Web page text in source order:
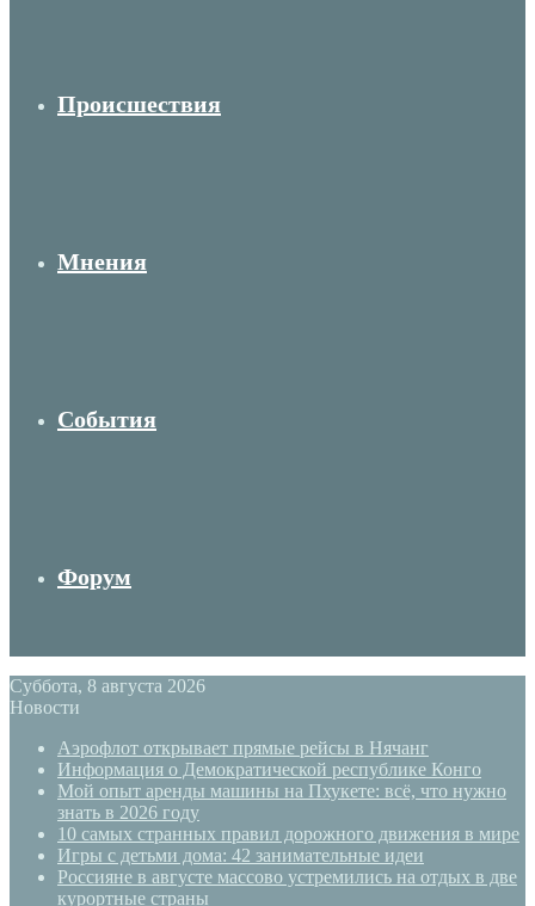
Происшествия
Мнения
События
Форум
Суббота, 8 августа 2026
Новости
Аэрофлот открывает прямые рейсы в Нячанг
Информация о Демократической республике Конго
Мой опыт аренды машины на Пхукете: всё, что нужно
знать в 2026 году
10 самых странных правил дорожного движения в мире
Игры с детьми дома: 42 занимательные идеи
Россияне в августе массово устремились на отдых в две
курортные страны